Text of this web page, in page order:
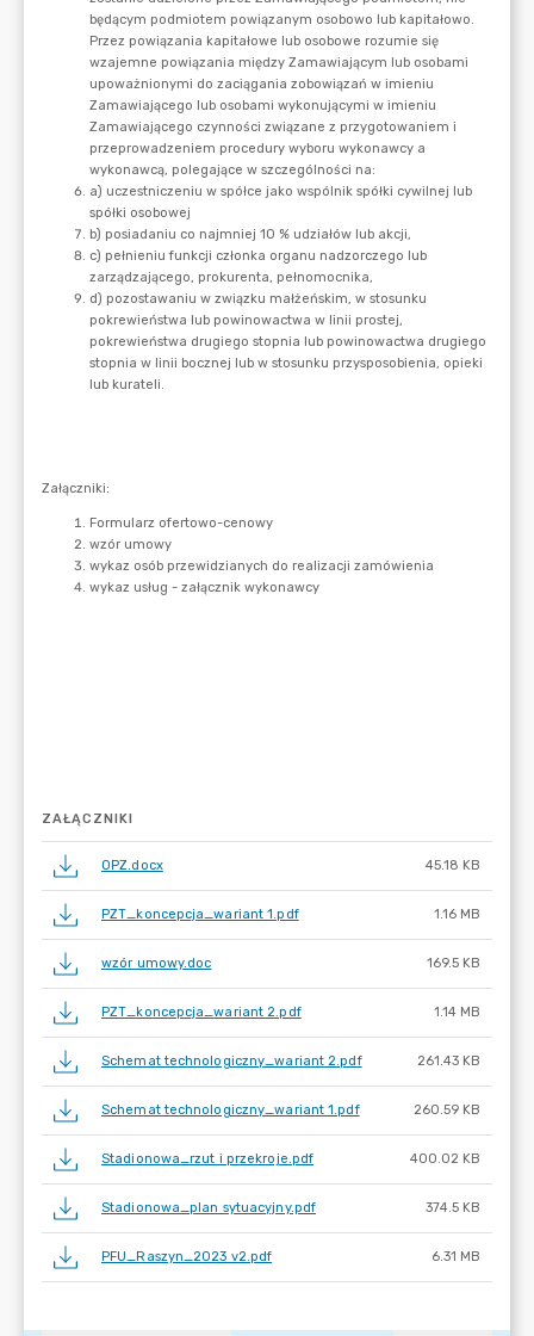
ZAŁĄCZNIKI
OPZ.docx 45.18 KB
PZT_koncepcja_wariant 1.pdf 1.16 MB
wzór umowy.doc 169.5 KB
PZT_koncepcja_wariant 2.pdf 1.14 MB
Schemat technologiczny_wariant 2.pdf 261.43 KB
Schemat technologiczny_wariant 1.pdf 260.59 KB
Stadionowa_rzut i przekroje.pdf 400.02 KB
Stadionowa_plan sytuacyjny.pdf 374.5 KB
PFU_Raszyn_2023 v2.pdf 6.31 MB